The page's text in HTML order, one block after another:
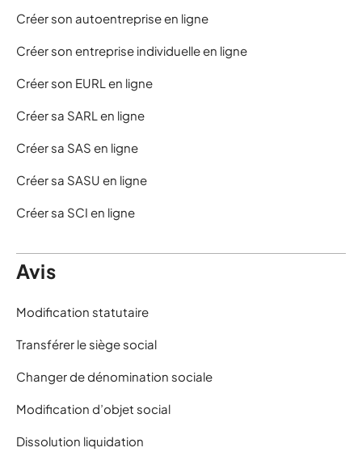
Créer son autoentreprise en ligne
Créer son entreprise individuelle en ligne
Créer son EURL en ligne
Créer sa SARL en ligne
Créer sa SAS en ligne
Créer sa SASU en ligne
Créer sa SCI en ligne
Avis
Modification statutaire
Transférer le siège social
Changer de dénomination sociale
Modification d’objet social
Dissolution liquidation